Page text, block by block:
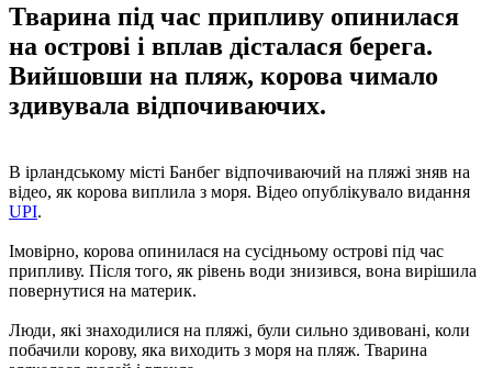
Тварина під час припливу опинилася
на острові і вплав дісталася берега.
Вийшовши на пляж, корова чимало
здивувала відпочиваючих.
В ірландському місті Банбег відпочиваючий на пляжі зняв на
відео, як корова виплила з моря. Відео опублікувало видання
UPI.
Імовірно, корова опинилася на сусідньому острові під час
припливу. Після того, як рівень води знизився, вона вирішила
повернутися на материк.
Люди, які знаходилися на пляжі, були сильно здивовані, коли
побачили корову, яка виходить з моря на пляж. Тварина